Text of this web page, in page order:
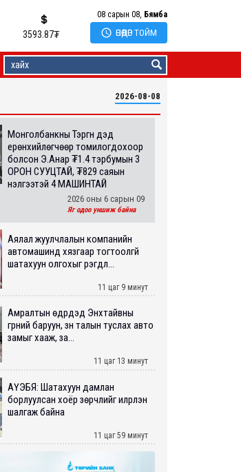
3593.87₮
08 сарын 08, Бямба
 ӨНӨӨДӨР ТОЙМ
2026-08-08
Монголбанкны Тэргүүн дэд
ерөнхийлөгчөөр томилогдохоор
болсон Э.Анар ₮1.4 тэрбумын 3
ОРОН СУУЦТАЙ, ₮829 саяын
үнэлгээтэй 4 МАШИНТАЙ
2026 оны 6 сарын 09
Яг одоо уншиж байна
Аялал жуулчлалын компанийн
автомашинд хязгаар тогтоолгүй
шатахуун олгохыг үүрэгдл...
11 цаг 9 минут
Амралтын өдрүүдэд Энхтайвны
гүүрний баруун, зүүн талын туслах авто
замыг хааж, за...
11 цаг 13 минут
АҮЭБЯ: Шатахуун дамлан
борлуулсан хоёр зөрчлийг илрүүлэн
шалгаж байна
11 цаг 59 минут